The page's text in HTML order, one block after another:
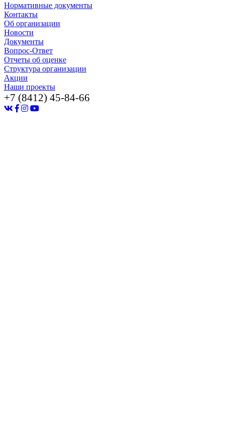
Нормативные документы
Контакты
Об организации
Новости
Документы
Вопрос-Ответ
Отчеты об оценке
Структура организации
Акции
Наши проекты
+7 (8412) 45-84-66